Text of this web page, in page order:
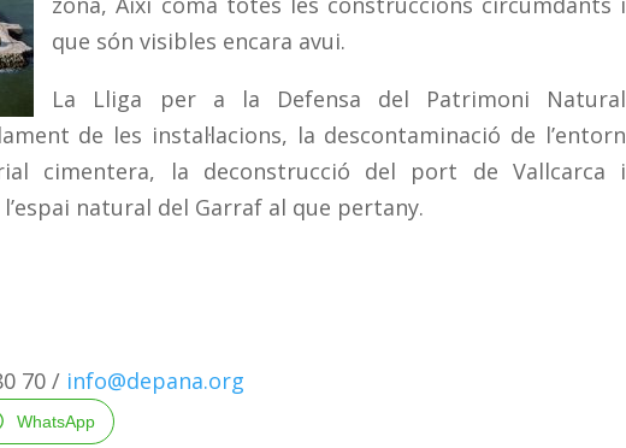
que són visibles encara avui.
La Lliga per a la Defensa del Patrimoni Natural
de les instal·lacions, la descontaminació de l’entorn
cimentera, la deconstrucció del port de Vallcarca i
natural del Garraf al que pertany.
70 / info@depana.org
WhatsApp